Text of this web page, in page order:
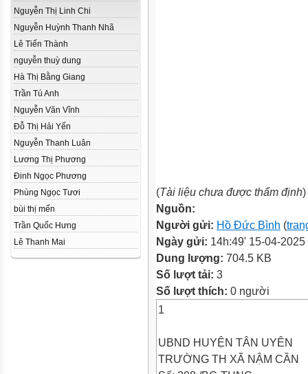
Nguyễn Thị Linh Chi
Nguyễn Huỳnh Thanh Nhã
Lê Tiến Thành
nguyễn thuỳ dung
Hà Thị Bằng Giang
Trần Tú Anh
Nguyễn Văn Vĩnh
Đỗ Thị Hải Yến
Nguyễn Thanh Luân
Lương Thị Phương
Đinh Ngọc Phương
Phùng Ngọc Tươi
bùi thị mến
Trần Quốc Hưng
Lê Thanh Mai
(Tài liệu chưa được thẩm định)
Nguồn:
Người gửi: Hồ Đức Bình (
Ngày gửi: 14h:49' 15-04-2025
Dung lượng: 704.5 KB
Số lượt tải: 3
Số lượt thích: 0 người
1
UBND HUYỆN TÂN UYÊN
TRƯỜNG TH XÃ NẬM CẦN